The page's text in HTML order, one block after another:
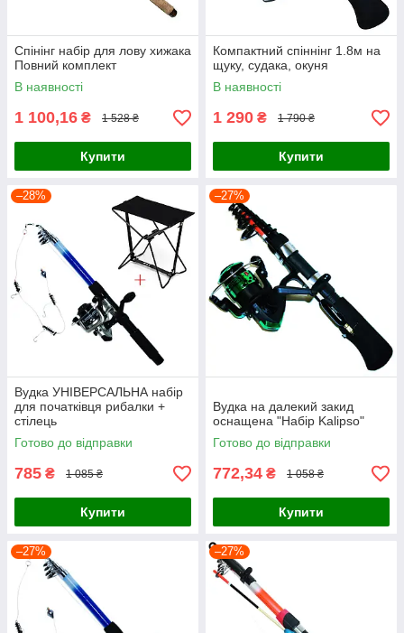
Спінінг набір для лову хижака
Повний комплект
В наявності
1 100,16 ₴ 1 528 ₴
Купити
Компактний спіннінг 1.8м на
щуку, судака, окуня
В наявності
1 290 ₴ 1 790 ₴
Купити
–28%
Вудка УНІВЕРСАЛЬНА набір
для початківця рибалки +
стілець
Готово до відправки
785 ₴ 1 085 ₴
Купити
–27%
Вудка на далекий закид
оснащена "Набір Kalipso"
Готово до відправки
772,34 ₴ 1 058 ₴
Купити
–27% –27%